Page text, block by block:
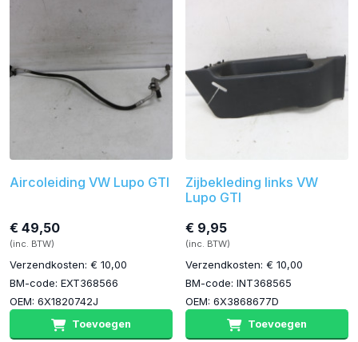
Aircoleiding VW Lupo GTI
€ 49,50
(inc. BTW)
Verzendkosten: € 10,00
BM-code: EXT368566
OEM: 6X1820742J
Toevoegen
Zijbekleding links VW
Lupo GTI
€ 9,95
(inc. BTW)
Verzendkosten: € 10,00
BM-code: INT368565
OEM: 6X3868677D
Toevoegen